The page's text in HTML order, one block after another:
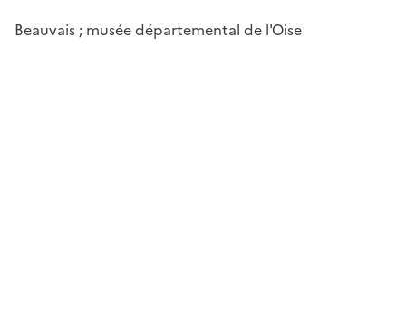
Beauvais ; musée départemental de l'Oise